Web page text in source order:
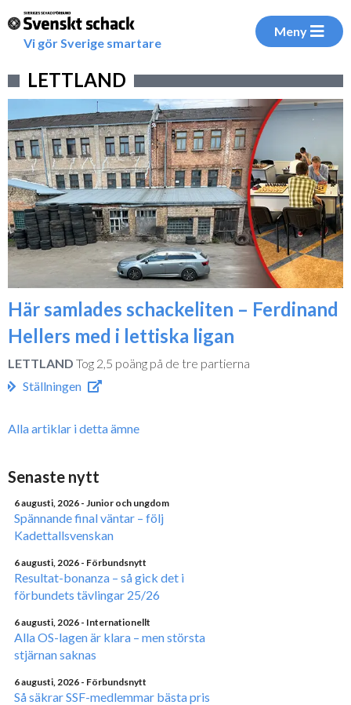
Vi gör Sverige smartare
Meny
LETTLAND
Här samlades schackeliten – Ferdinand
Hellers med i lettiska ligan
LETTLAND Tog 2,5 poäng på de tre partierna
Ställningen
Alla artiklar i detta ämne
Senaste nytt
6 augusti, 2026 - Junior och ungdom
Spännande final väntar – följ
Kadettallsvenskan
6 augusti, 2026 - Förbundsnytt
Resultat-bonanza – så gick det i
förbundets tävlingar 25/26
6 augusti, 2026 - Internationellt
Alla OS-lagen är klara – men största
stjärnan saknas
6 augusti, 2026 - Förbundsnytt
Så säkrar SSF-medlemmar bästa pris